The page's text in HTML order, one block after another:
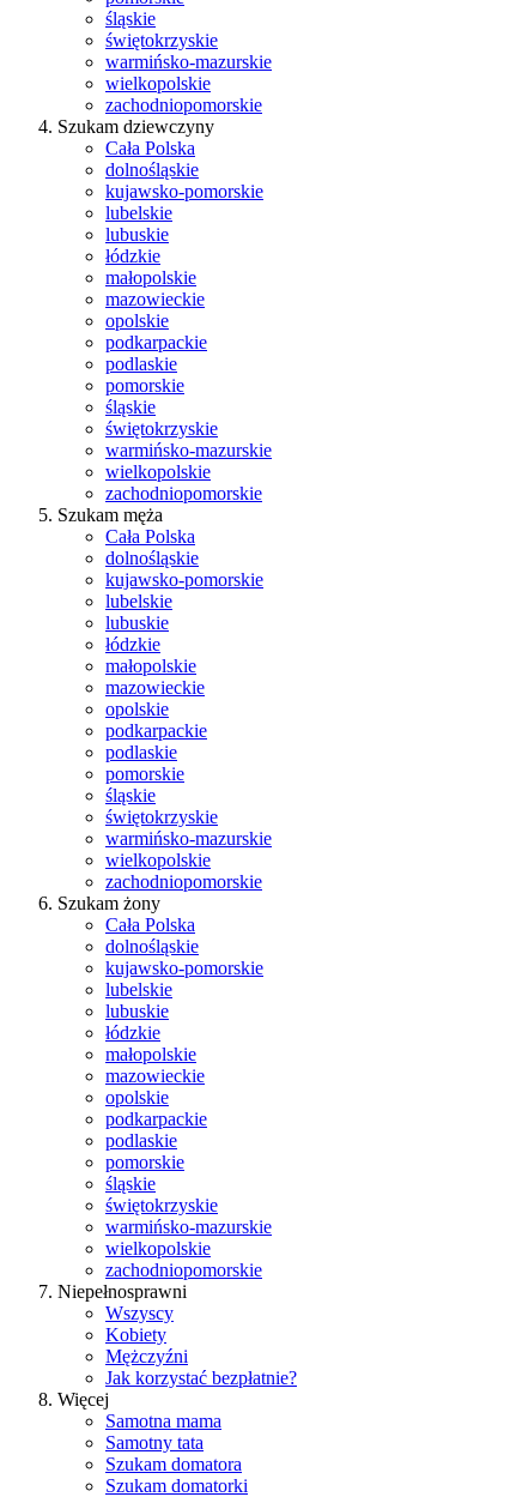
śląskie
świętokrzyskie
warmińsko-mazurskie
wielkopolskie
zachodniopomorskie
Szukam dziewczyny
Cała Polska
dolnośląskie
kujawsko-pomorskie
lubelskie
lubuskie
łódzkie
małopolskie
mazowieckie
opolskie
podkarpackie
podlaskie
pomorskie
śląskie
świętokrzyskie
warmińsko-mazurskie
wielkopolskie
zachodniopomorskie
Szukam męża
Cała Polska
dolnośląskie
kujawsko-pomorskie
lubelskie
lubuskie
łódzkie
małopolskie
mazowieckie
opolskie
podkarpackie
podlaskie
pomorskie
śląskie
świętokrzyskie
warmińsko-mazurskie
wielkopolskie
zachodniopomorskie
Szukam żony
Cała Polska
dolnośląskie
kujawsko-pomorskie
lubelskie
lubuskie
łódzkie
małopolskie
mazowieckie
opolskie
podkarpackie
podlaskie
pomorskie
śląskie
świętokrzyskie
warmińsko-mazurskie
wielkopolskie
zachodniopomorskie
Niepełnosprawni
Wszyscy
Kobiety
Mężczyźni
Jak korzystać bezpłatnie?
Więcej
Samotna mama
Samotny tata
Szukam domatora
Szukam domatorki